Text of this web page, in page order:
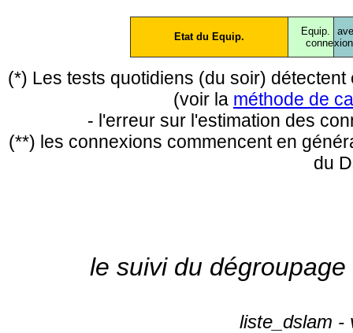
Etat du Equip.
Equip.
conne
(*) Les tests quotidiens (du soir)
(voir la méthode de
- l'erreur sur l'estimation des
(**) les connexions commencent en
du
le suivi du
liste_dslam -